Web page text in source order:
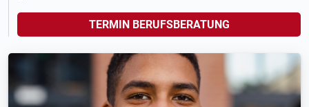
TERMIN BERUFSBERATUNG